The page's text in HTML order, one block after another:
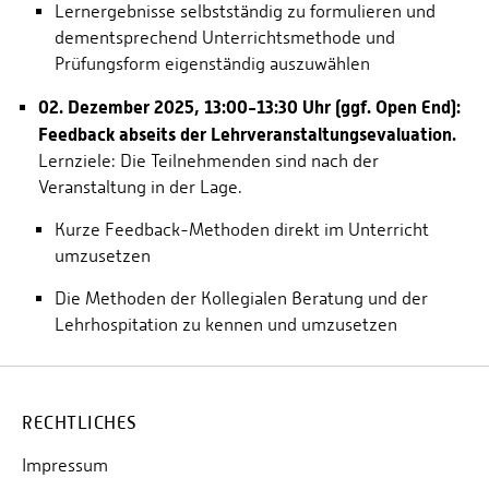
Lernergebnisse selbstständig zu formulieren und
dementsprechend Unterrichtsmethode und
Prüfungsform eigenständig auszuwählen
02. Dezember 2025, 13:00-13:30 Uhr (ggf. Open End):
Feedback abseits der Lehrveranstaltungsevaluation.
Lernziele: Die Teilnehmenden sind nach der
Veranstaltung in der Lage.
Kurze Feedback-Methoden direkt im Unterricht
umzusetzen
Die Methoden der Kollegialen Beratung und der
Lehrhospitation zu kennen und umzusetzen
RECHTLICHES
Impressum